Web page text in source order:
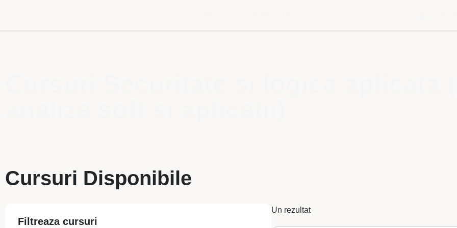
Cursuri Disponibile
Filtreaza cursuri
Un rezultat